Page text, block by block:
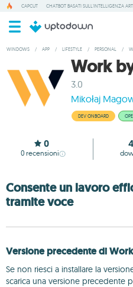
CAPCUT CHATBOT BASATI SULL'INTELLIGENZA
WINDOWS / APP / LIFESTYLE / PERSONAL /
Work
3.0
Mikołaj
DEV ONBOARD
0
0 recensioni
Consente un lavoro
tramite voce
Versione precedente di
Se non riesci a installare la
scarica una versione precedente